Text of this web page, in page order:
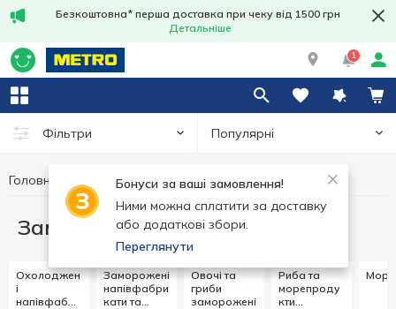
Безкоштовна* перша доставка при чеку від 1500 грн
Детальніше
1
Фільтри Популярні
Бонуси за ваші замовлення!
Ними можна сплатити за доставку
або додаткові збори.
Переглянути
Головна Заморозка
Заморозка
Охолоджен
і
напівфабри
Заморожені
напівфабри
кати та
Овочі та
гриби
заморожені
Риба та
морепроду
кти